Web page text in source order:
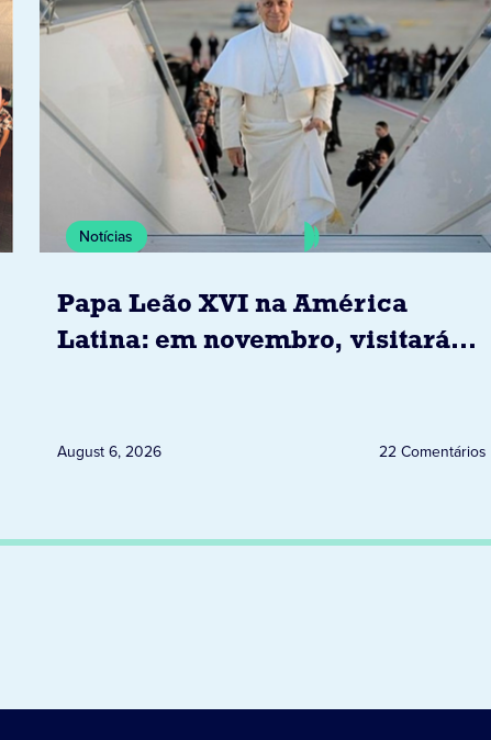
Notícias
Papa Leão XVI na América
Latina: em novembro, visitará
August 6, 2026 22 Comentários